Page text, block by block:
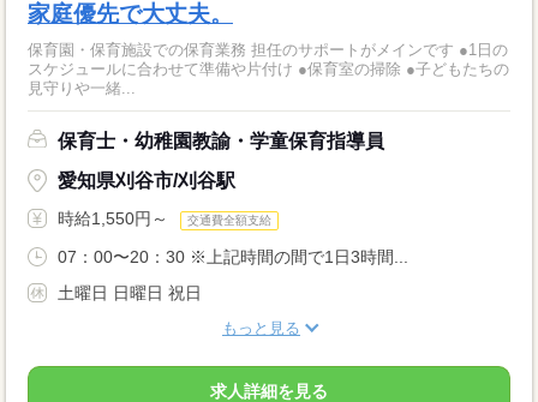
家庭優先で大丈夫。
保育園・保育施設での保育業務 担任のサポートがメインです ●1日の
スケジュールに合わせて準備や片付け ●保育室の掃除 ●子どもたちの
見守りや一緒...
保育士・幼稚園教諭・学童保育指導員
愛知県刈谷市/刈谷駅
時給1,550円～ 交通費全額支給
07：00〜20：30 ※上記時間の間で1日3時間...
土曜日 日曜日 祝日
もっと見る
求人詳細を見る